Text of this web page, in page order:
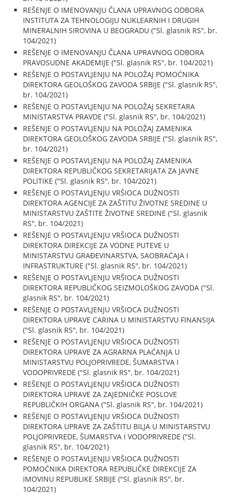
REŠENJE O IMENOVANJU ČLANA UPRAVNOG ODBORA
INSTITUTA ZA TEHNOLOGIJU NUKLEARNIH I DRUGIH
MINERALNIH SIROVINA U BEOGRADU ("Sl. glasnik RS", br.
104/2021)
REŠENJE O IMENOVANJU ČLANA UPRAVNOG ODBORA
PRAVOSUDNE AKADEMIJE ("Sl. glasnik RS", br. 104/2021)
REŠENJE O POSTAVLJENJU NA POLOŽAJ POMOĆNIKA
DIREKTORA GEOLOŠKOG ZAVODA SRBIJE ("Sl. glasnik RS",
br. 104/2021)
REŠENJE O POSTAVLJENJU NA POLOŽAJ SEKRETARA
MINISTARSTVA PRAVDE ("Sl. glasnik RS", br. 104/2021)
REŠENJE O POSTAVLJENJU NA POLOŽAJ ZAMENIKA
DIREKTORA GEOLOŠKOG ZAVODA SRBIJE ("Sl. glasnik RS",
br. 104/2021)
REŠENJE O POSTAVLJENJU NA POLOŽAJ ZAMENIKA
DIREKTORA REPUBLIČKOG SEKRETARIJATA ZA JAVNE
POLITIKE ("Sl. glasnik RS", br. 104/2021)
REŠENJE O POSTAVLJENJU VRŠIOCA DUŽNOSTI
DIREKTORA AGENCIJE ZA ZAŠTITU ŽIVOTNE SREDINE U
MINISTARSTVU ZAŠTITE ŽIVOTNE SREDINE ("Sl. glasnik
RS", br. 104/2021)
REŠENJE O POSTAVLJENJU VRŠIOCA DUŽNOSTI
DIREKTORA DIREKCIJE ZA VODNE PUTEVE U
MINISTARSTVU GRAĐEVINARSTVA, SAOBRAĆAJA I
INFRASTRUKTURE ("Sl. glasnik RS", br. 104/2021)
REŠENJE O POSTAVLJENJU VRŠIOCA DUŽNOSTI
DIREKTORA REPUBLIČKOG SEIZMOLOŠKOG ZAVODA ("Sl.
glasnik RS", br. 104/2021)
REŠENJE O POSTAVLJENJU VRŠIOCA DUŽNOSTI
DIREKTORA UPRAVE CARINA U MINISTARSTVU FINANSIJA
("Sl. glasnik RS", br. 104/2021)
REŠENJE O POSTAVLJENJU VRŠIOCA DUŽNOSTI
DIREKTORA UPRAVE ZA AGRARNA PLAĆANJA U
MINISTARSTVU POLJOPRIVREDE, ŠUMARSTVA I
VODOPRIVREDE ("Sl. glasnik RS", br. 104/2021)
REŠENJE O POSTAVLJENJU VRŠIOCA DUŽNOSTI
DIREKTORA UPRAVE ZA ZAJEDNIČKE POSLOVE
REPUBLIČKIH ORGANA ("Sl. glasnik RS", br. 104/2021)
REŠENJE O POSTAVLJENJU VRŠIOCA DUŽNOSTI
DIREKTORA UPRAVE ZA ZAŠTITU BILJA U MINISTARSTVU
POLJOPRIVREDE, ŠUMARSTVA I VODOPRIVREDE ("Sl.
glasnik RS", br. 104/2021)
REŠENJE O POSTAVLJENJU VRŠIOCA DUŽNOSTI
POMOĆNIKA DIREKTORA REPUBLIČKE DIREKCIJE ZA
IMOVINU REPUBLIKE SRBIJE ("Sl. glasnik RS", br.
104/2021)